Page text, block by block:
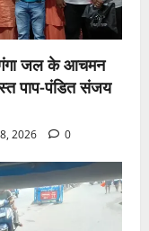
गंगा जल के आचमन
पाप-पंडित संजय
2026 0